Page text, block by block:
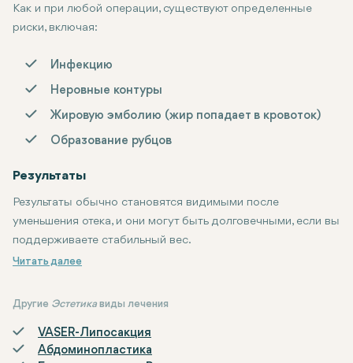
Как и при любой операции, существуют определенные
риски, включая:
Инфекцию
Неровные контуры
Жировую эмболию (жир попадает в кровоток)
Образование рубцов
Результаты
Результаты обычно становятся видимыми после
уменьшения отека, и они могут быть долговечными, если вы
поддерживаете стабильный вес.
Другие Эстетика виды лечения
VASER-Липосакция
Абдоминопластика